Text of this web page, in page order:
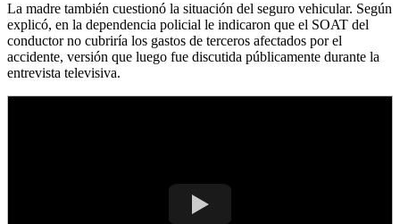
La madre también cuestionó la situación del seguro vehicular. Según
explicó, en la dependencia policial le indicaron que el SOAT del
conductor no cubriría los gastos de terceros afectados por el
accidente, versión que luego fue discutida públicamente durante la
entrevista televisiva.